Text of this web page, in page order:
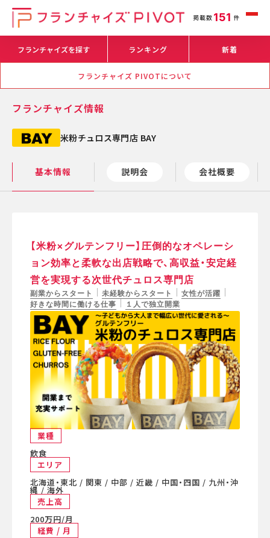
掲載数 151 件
フランチャイズを探す ランキング 新着
フランチャイズ PIVOTについて
フランチャイズ情報
米粉チュロス専門店 BAY
基本情報 説明会 会社概要
【米粉×グルテンフリー】圧倒的なオペレーシ
ョン効率と柔軟な出店戦略で、高収益・安定経
営を実現する次世代チュロス専門店
副業からスタート 未経験からスタート
女性が活躍
好きな時間に働ける仕事
１人で独立開業
業種
飲食
エリア
北海道・東北 / 関東 / 中部 / 近畿 / 中国・四国 / 九州・沖
縄 / 海外
売上高
200万円/月
経費 / 月